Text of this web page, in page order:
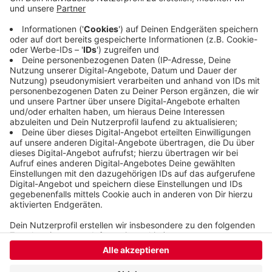
Corona-Pandemie habe das Thema häusliche
Gewalt viel Aufmerksamkeit bekommen. Mit der
Plakatkampagne soll das Thema auch in Wuppertal
stärker ins Bewusstsein rücken.
Veröffentlicht:Freitag, 24.07.2020 05:59
Anzeige
Anzeige